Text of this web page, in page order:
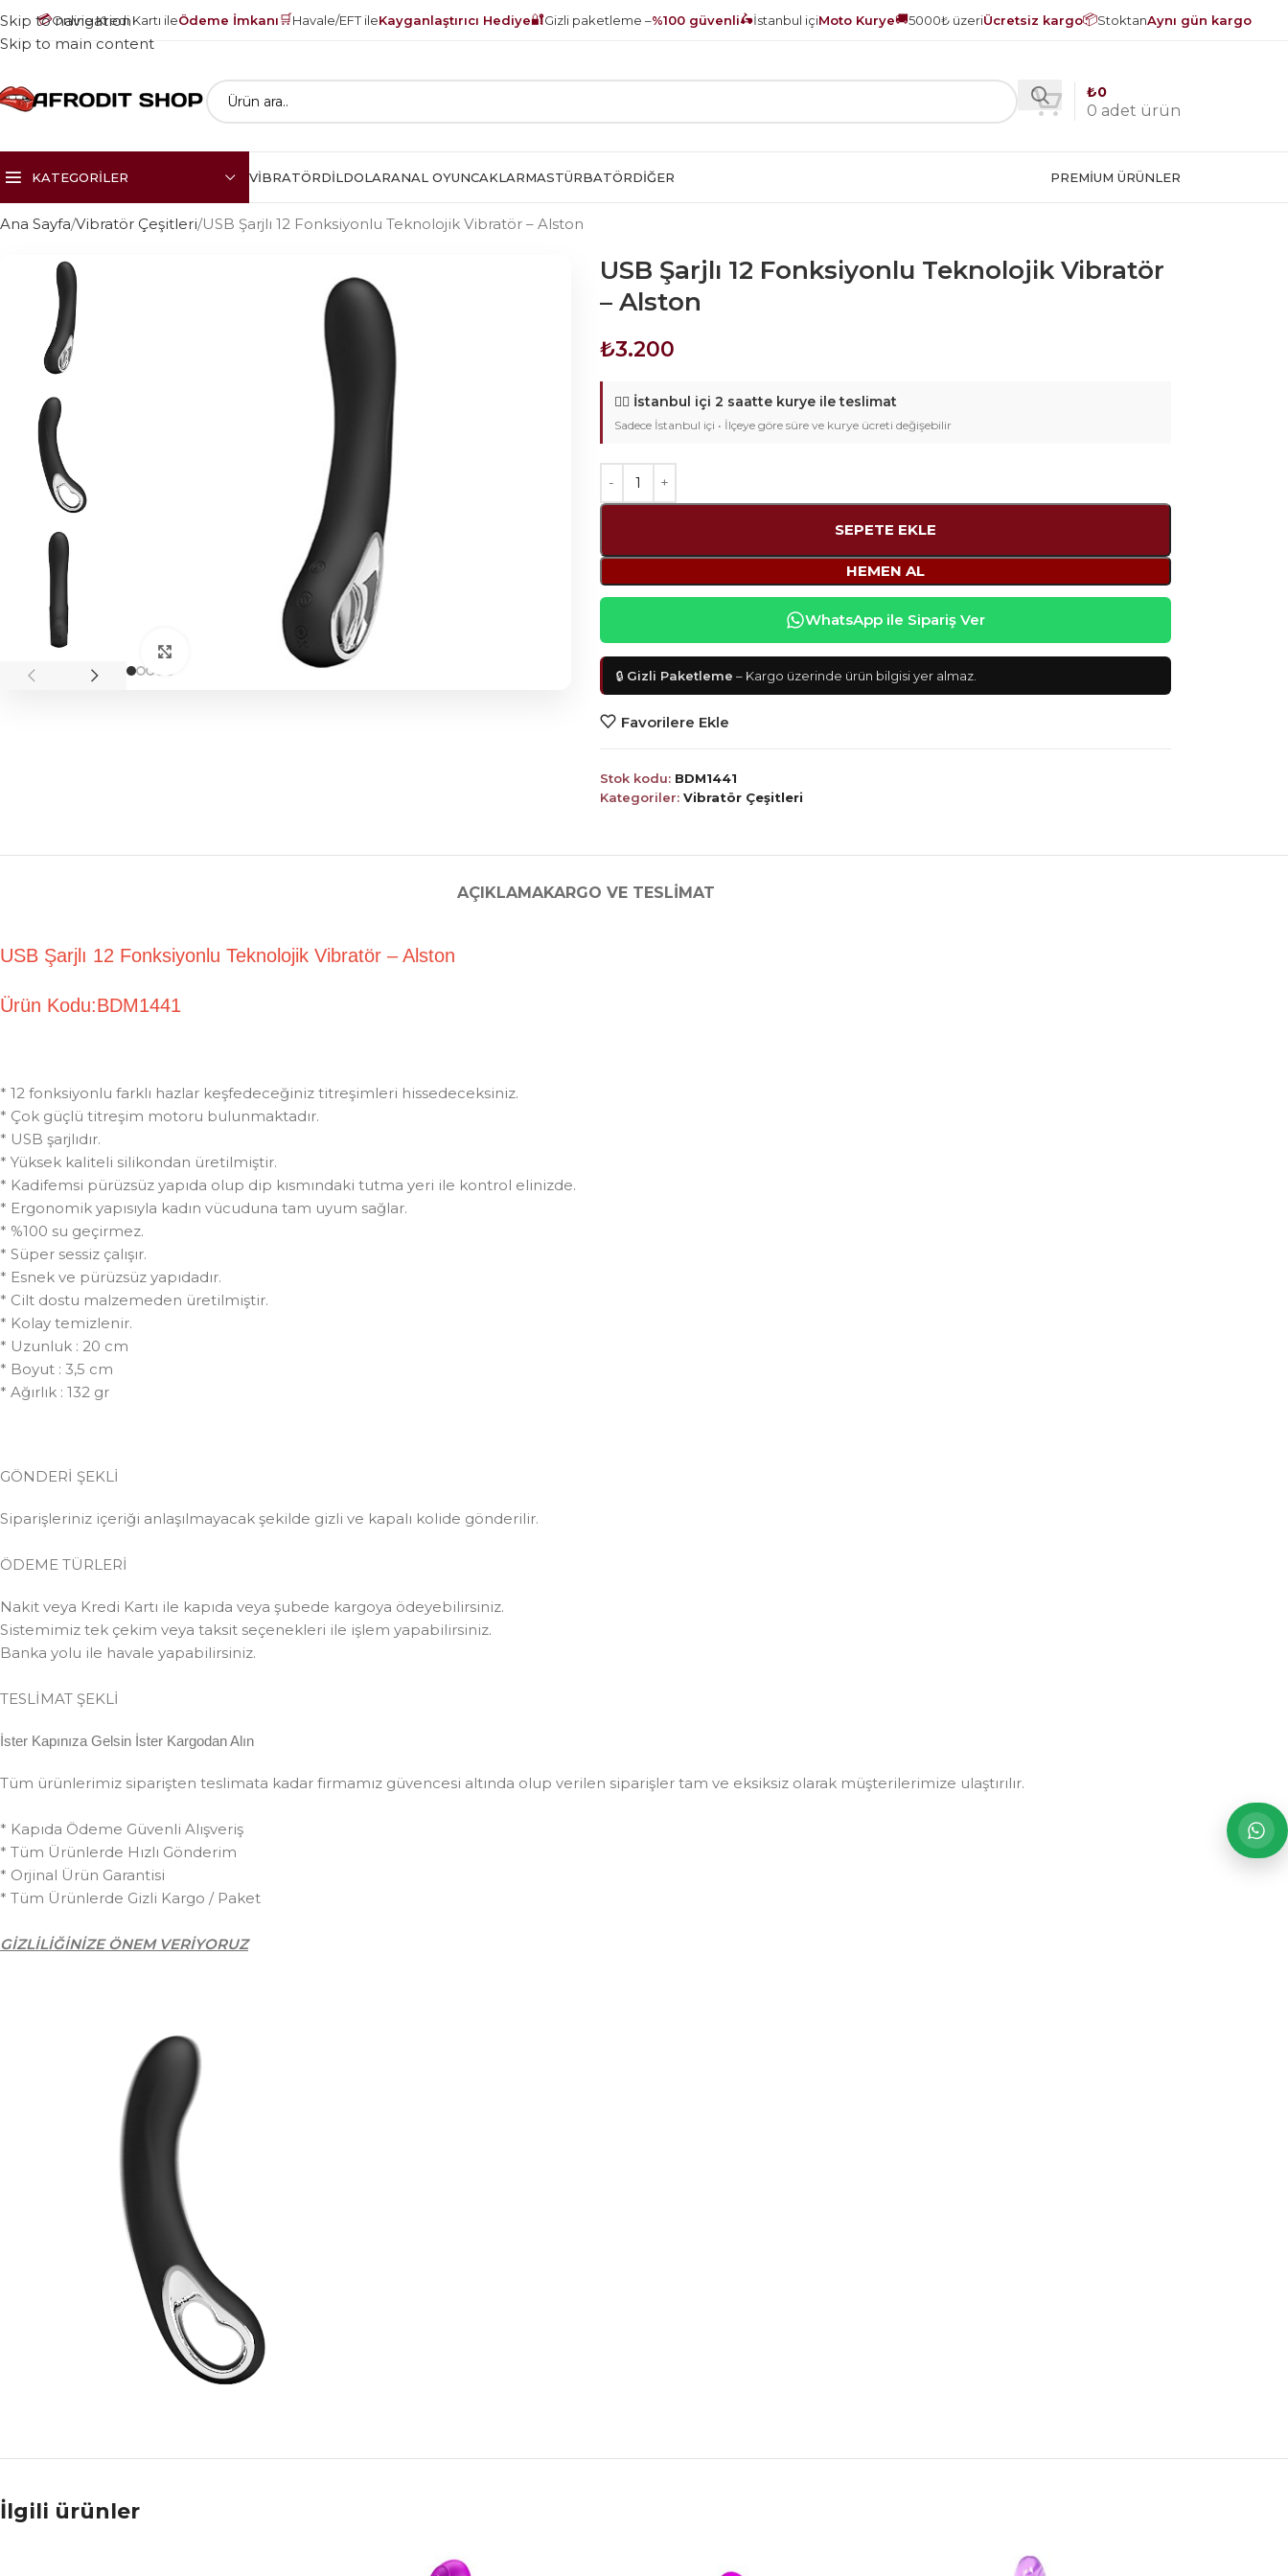
💳Online Kredi Kartı ileÖdeme İmkanı🛒Havale/EFT ileKayganlaştırıcı Hediye🔐Gizli paketleme –%100 güvenli🛵İstanbul içiMoto Kurye🚚5000₺ üzeriÜcretsiz kargo📦StoktanAynı gün kargo
Skip to navigation
Skip to main content
0 adet ürün
₺0
KATEGORILER VIBRATÖRDILDOLARANAL OYUNCAKLARMASTÜRBATÖRDIĞER PREMIUM ÜRÜNLER
Ana Sayfa Vibratör Çeşitleri USB Şarjlı 12 Fonksiyonlu Teknolojik Vibratör – Alston
Click to enlarge
USB Şarjlı 12 Fonksiyonlu Teknolojik Vibratör
– Alston
₺3.200
🚴‍♂️ İstanbul içi 2 saatte kurye ile teslimat
Sadece İstanbul içi • İlçeye göre süre ve kurye ücreti değişebilir
SEPETE EKLE
HEMEN AL
WhatsApp ile Sipariş Ver
🔒 Gizli Paketleme – Kargo üzerinde ürün bilgisi yer almaz.
Favorilere Ekle
Stok kodu: BDM1441
Kategoriler: Vibratör Çeşitleri
AÇIKLAMAKARGO VE TESLIMAT
USB Şarjlı 12 Fonksiyonlu Teknolojik Vibratör – Alston
Ürün Kodu:BDM1441
* 12 fonksiyonlu farklı hazlar keşfedeceğiniz titreşimleri hissedeceksiniz.
* Çok güçlü titreşim motoru bulunmaktadır.
* USB şarjlıdır.
* Yüksek kaliteli silikondan üretilmiştir.
* Kadifemsi pürüzsüz yapıda olup dip kısmındaki tutma yeri ile kontrol elinizde.
* Ergonomik yapısıyla kadın vücuduna tam uyum sağlar.
* %100 su geçirmez.
* Süper sessiz çalışır.
* Esnek ve pürüzsüz yapıdadır.
* Cilt dostu malzemeden üretilmiştir.
* Kolay temizlenir.
* Uzunluk : 20 cm
* Boyut : 3,5 cm
* Ağırlık : 132 gr
GÖNDERİ ŞEKLİ
Siparişleriniz içeriği anlaşılmayacak şekilde gizli ve kapalı kolide gönderilir.
ÖDEME TÜRLERİ
Nakit veya Kredi Kartı ile kapıda veya şubede kargoya ödeyebilirsiniz.
Sistemimiz tek çekim veya taksit seçenekleri ile işlem yapabilirsiniz.
Banka yolu ile havale yapabilirsiniz.
TESLİMAT ŞEKLİ
İster Kapınıza Gelsin İster Kargodan Alın
Tüm ürünlerimiz siparişten teslimata kadar firmamız güvencesi altında olup verilen siparişler tam ve eksiksiz olarak müşterilerimize ulaştırılır.
* Kapıda Ödeme Güvenli Alışveriş
* Tüm Ürünlerde Hızlı Gönderim
* Orjinal Ürün Garantisi
* Tüm Ürünlerde Gizli Kargo / Paket
GİZLİLİĞİNİZE ÖNEM VERİYORUZ
İlgili ürünler